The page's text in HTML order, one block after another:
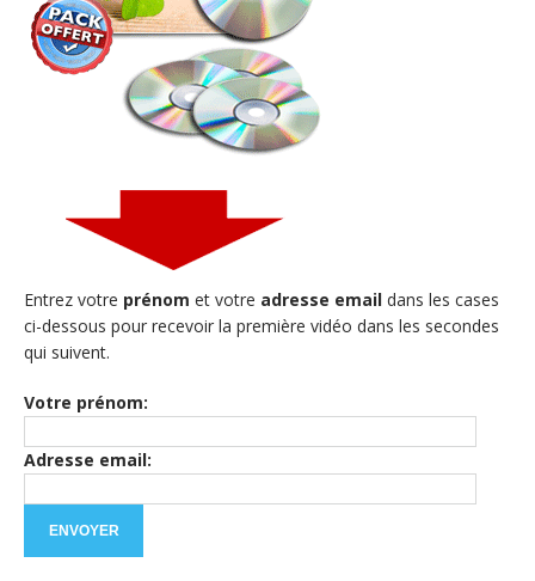
Entrez votre prénom et votre adresse email dans les cases
ci-dessous pour recevoir la première vidéo dans les secondes
qui suivent.
Votre prénom:
Adresse email: